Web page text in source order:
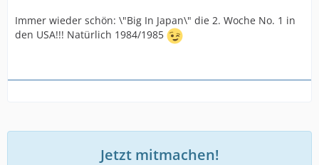
Immer wieder schön: \"Big In Japan\" die 2. Woche No. 1 in
den USA!!! Natürlich 1984/1985
Jetzt mitmachen!